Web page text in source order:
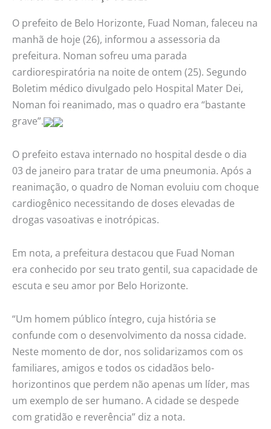
O prefeito de Belo Horizonte, Fuad Noman, faleceu na
manhã de hoje (26), informou a assessoria da
prefeitura. Noman sofreu uma parada
cardiorespiratória na noite de ontem (25). Segundo
Boletim médico divulgado pelo Hospital Mater Dei,
Noman foi reanimado, mas o quadro era “bastante
grave”.
O prefeito estava internado no hospital desde o dia
03 de janeiro para tratar de uma pneumonia. Após a
reanimação, o quadro de Noman evoluiu com choque
cardiogênico necessitando de doses elevadas de
drogas vasoativas e inotrópicas.
Em nota, a prefeitura destacou que Fuad Noman
era conhecido por seu trato gentil, sua capacidade de
escuta e seu amor por Belo Horizonte.
“Um homem público íntegro, cuja história se
confunde com o desenvolvimento da nossa cidade.
Neste momento de dor, nos solidarizamos com os
familiares, amigos e todos os cidadãos belo-
horizontinos que perdem não apenas um líder, mas
um exemplo de ser humano. A cidade se despede
com gratidão e reverência” diz a nota.
prefeito
reeleito
Fuad
Noman